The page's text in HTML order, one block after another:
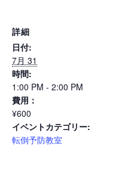
詳細
日付:
7月 31
時間:
1:00 PM - 2:00 PM
費用：
¥600
イベントカテゴリー:
転倒予防教室